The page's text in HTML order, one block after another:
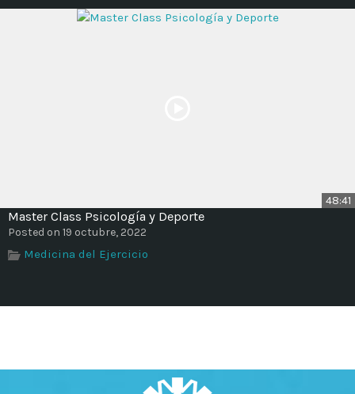
48:41
Master Class Psicología y Deporte
Posted on 19 octubre, 2022
Medicina del Ejercicio